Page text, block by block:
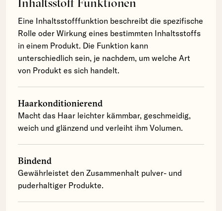
Eine Inhaltsstofffunktion beschreibt die spezifische
Rolle oder Wirkung eines bestimmten Inhaltsstoffs
in einem Produkt. Die Funktion kann
unterschiedlich sein, je nachdem, um welche Art
von Produkt es sich handelt.
Haarkonditionierend
Macht das Haar leichter kämmbar, geschmeidig,
weich und glänzend und verleiht ihm Volumen.
Bindend
Gewährleistet den Zusammenhalt pulver- und
puderhaltiger Produkte.